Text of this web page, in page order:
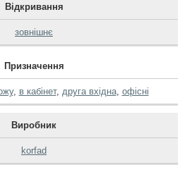
Відкривання
зовнішнє
Призначення
, в кабінет, друга вхідна, офісні
Виробник
korfad